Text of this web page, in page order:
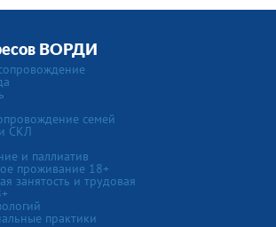
ВОРДИ
семей
СКЛ
и паллиатив
проживание 18+
занятость и трудовая
практики